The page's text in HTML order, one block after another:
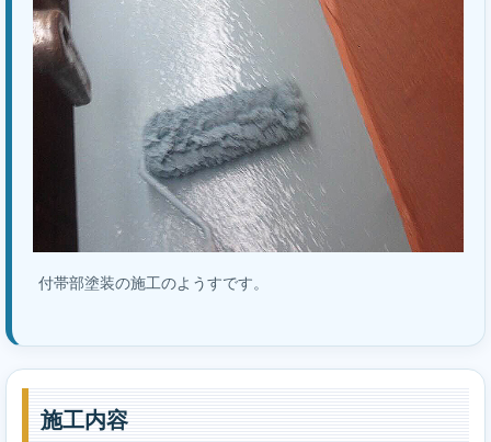
付帯部塗装の施工のようすです。
施工内容